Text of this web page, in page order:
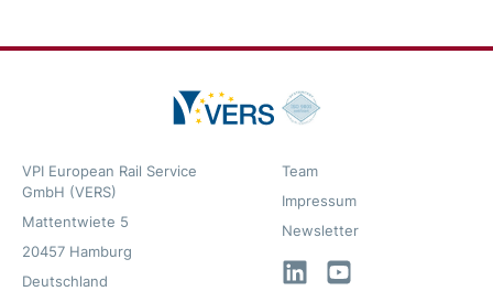
VPI European Rail Service
GmbH (VERS)
Mattentwiete 5
20457 Hamburg
Deutschland
Team
Impressum
Newsletter
LinkedInYouTube